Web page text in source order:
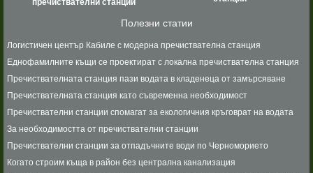
пречиствателни станции
Полезни статии
Логистичен център Кабиле с модерна пречиствателна станция
Еднофамилните къщи се проектират с локална пречиствателна станция
Пречиствателната станция пази водата в кладенеца от замърсяване
Пречиствателната станция като съвременна необходимост
Пречиствателни станции спомагат за екологичния кръговрат на водата
За необходимостта от пречиствателни станции
Пречиствателни станции за отпадъчните води по Черноморието
Когато строим къща в район без централна канализация